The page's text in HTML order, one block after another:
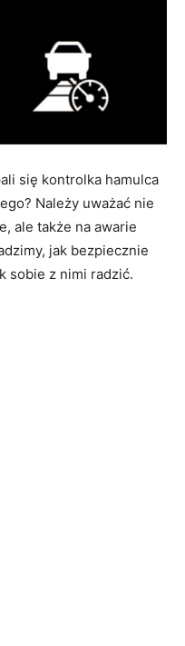
się kontrolka hamulca
Należy uważać nie
ale także na awarie
jak bezpiecznie
sobie z nimi radzić.